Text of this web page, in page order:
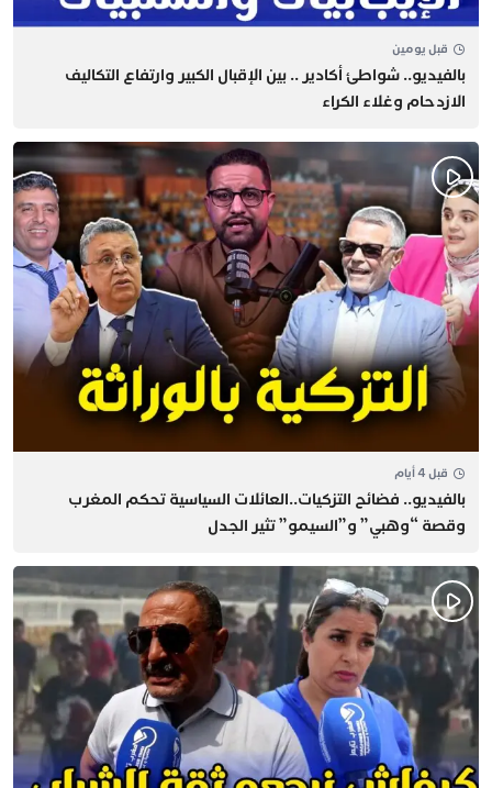
قبل يومين
بالفيديو.. شواطئ أكادير .. بين الإقبال الكبير وارتفاع التكاليف
الازدحام وغلاء الكراء
قبل 4 أيام
بالفيديو.. فضائح التزكيات..العائلات السياسية تحكم المغرب
وقصة “وهبي” و”السيمو” تثير الجدل